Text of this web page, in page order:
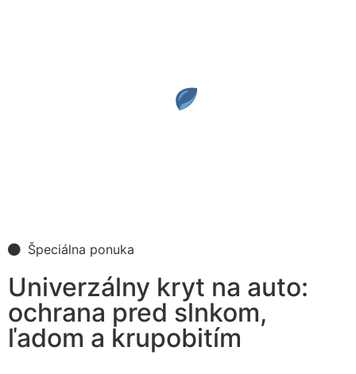
Špeciálna ponuka
Univerzálny kryt na auto:
ochrana pred slnkom,
ľadom a krupobitím